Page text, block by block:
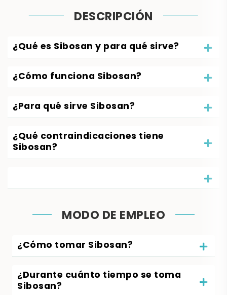
DESCRIPCIÓN
¿Qué es Sibosan y para qué sirve?
¿Cómo funciona Sibosan?
¿Para qué sirve Sibosan?
¿Qué contraindicaciones tiene
Sibosan?
MODO DE EMPLEO
¿Cómo tomar Sibosan?
¿Durante cuánto tiempo se toma
Sibosan?